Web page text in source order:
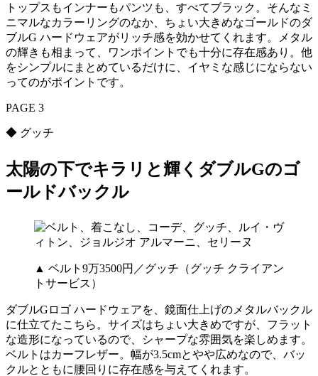
トップスもインナーもパンツも、すべてブラック。そんなミ
ニマルなカラーリングのなか、ちょい大きめなゴールドのダ
ブルG ハードウェアがリッチ感を効かせてくれます。メタル
の輝きも相まって、ワンポイントでも十分に存在感あり。他
をシンプルにまとめているだけに、イヤミな感じにならない
ってのがポイントです。
PAGE 3
◆ グッチ
太陽の下でキラリと輝くダブルGのゴ
ールドバックル
▲ ベルト9万3500円／グッチ（グッチ クライアン
トサービス）
ダブルGロゴ ハードウェアを、鏡面仕上げのメタルバックル
に仕立てたこちら。サイズはちょい大きめですが、フラット
な造形になっているので、シャープな雰囲気を楽しめます。
ベルトはカーフレザー。幅が3.5cmとやや広めなので、バッ
クルとともに腰回りに存在感を与えてくれます。